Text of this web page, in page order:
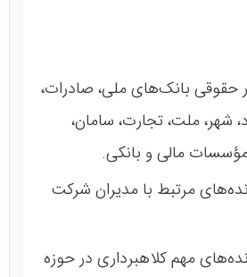
حقوقی بانک‌های ملی، صادرات،
شهر، ملت، تجارت، سامان،
مؤسسات مالی و بانکی.
مرتبط با مدیران شرکت
مهم کلاهبرداری در حوزه